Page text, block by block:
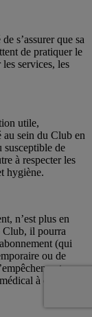
s’assurer que sa
de pratiquer le
services, les
utile,
au sein du Club en
susceptible de
à respecter les
hygiène.
n’est plus en
Club, il pourra
(qui
ou de
à cet effet.